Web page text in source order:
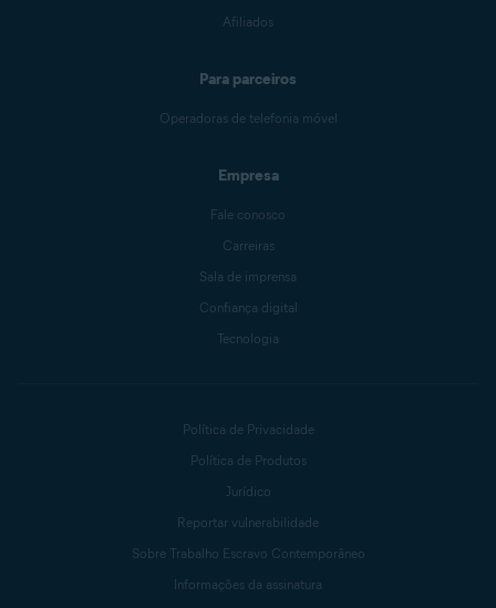
Afiliados
Para parceiros
Operadoras de telefonia móvel
Empresa
Fale conosco
Carreiras
Sala de imprensa
Confiança digital
Tecnologia
Política de Privacidade
Política de Produtos
Jurídico
Reportar vulnerabilidade
Sobre Trabalho Escravo Contemporâneo
Informações da assinatura